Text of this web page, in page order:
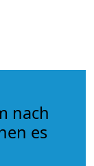
nach
es